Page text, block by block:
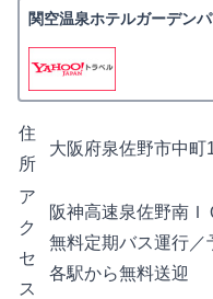
関空温泉ホテルガーデン
住
所
大阪府泉佐野市中町
ア
ク
セ
ス
阪神高速泉佐野南
無料定期バス運行
各駅から無料送迎